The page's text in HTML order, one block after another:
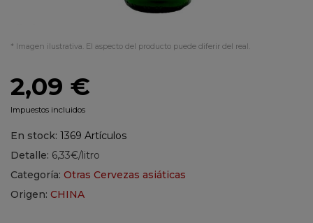
* Imagen ilustrativa. El aspecto del producto puede diferir del real.
2,09 €
Impuestos incluidos
En stock: 1369 Artículos
Detalle: 6,33€/litro
Categoría: Otras Cervezas asiáticas
Origen: CHINA